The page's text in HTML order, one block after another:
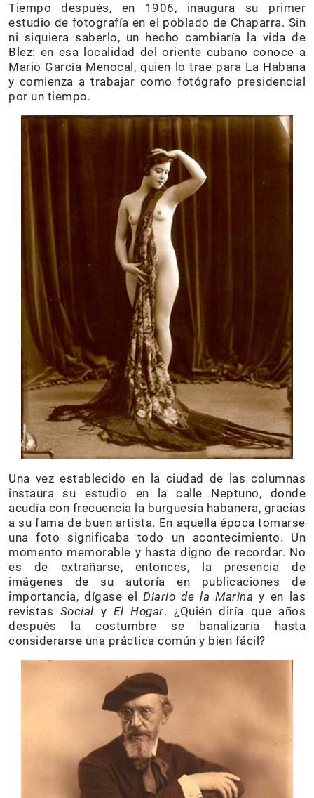
Tiempo después, en 1906, inaugura su primer
estudio de fotografía en el poblado de Chaparra. Sin
ni siquiera saberlo, un hecho cambiaría la vida de
Blez: en esa localidad del oriente cubano conoce a
Mario García Menocal, quien lo trae para La Habana
y comienza a trabajar como fotógrafo presidencial
por un tiempo.
Una vez establecido en la ciudad de las columnas
instaura su estudio en la calle Neptuno, donde
acudía con frecuencia la burguesía habanera, gracias
a su fama de buen artista. En aquella época tomarse
una foto significaba todo un acontecimiento. Un
momento memorable y hasta digno de recordar. No
es de extrañarse, entonces, la presencia de
imágenes de su autoría en publicaciones de
importancia, dígase el Diario de la Marina y en las
revistas Social yEl Hogar. ¿Quién diría que años
después la costumbre se banalizaría hasta
considerarse una práctica común y bien fácil?